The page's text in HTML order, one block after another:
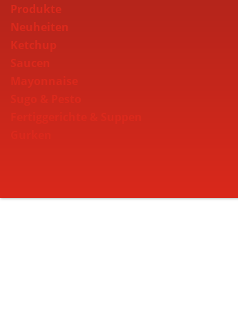
Produkte
Neuheiten
Ketchup
Saucen